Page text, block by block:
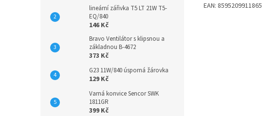
lineární zářivka T5 LT 21W T5-
EQ/840
146 Kč
Bravo Ventilátor s klipsnou a
základnou B-4672
373 Kč
G23 11W/840 úsporná žárovka
129 Kč
Varná konvice Sencor SWK
1811GR
399 Kč
EAN: 8595209911865